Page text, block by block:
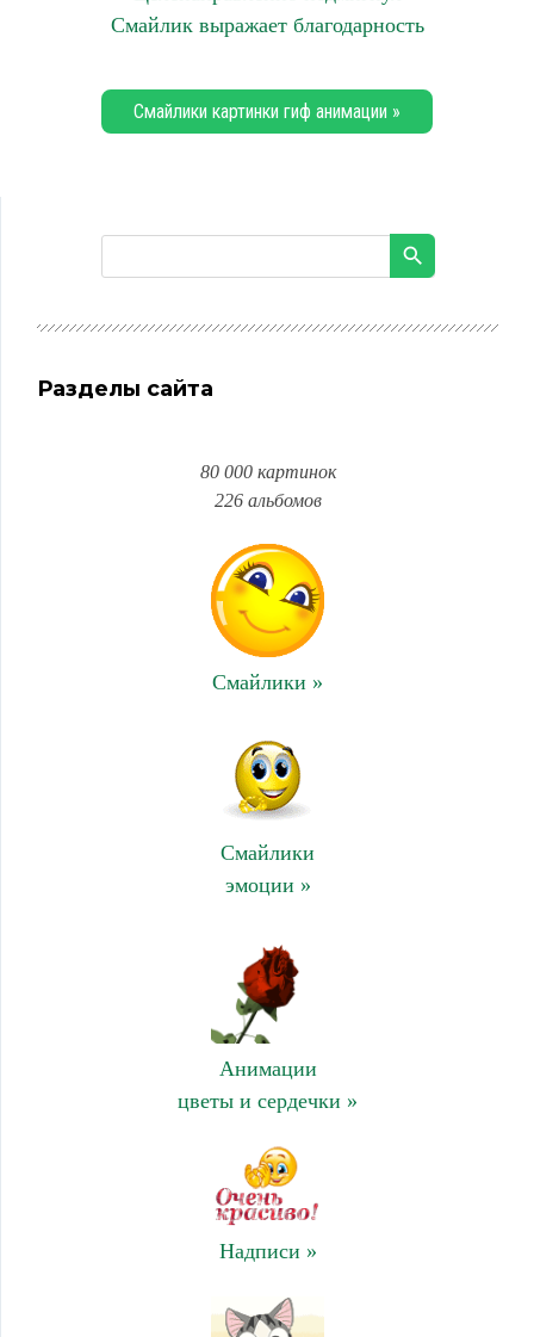
Смайлик выражает благодарность
Смайлики картинки гиф анимации »
Разделы сайта
80 000 картинок
226 альбомов
Смайлики »
Смайлики
эмоции »
Анимации
цветы и сердечки »
Надписи »